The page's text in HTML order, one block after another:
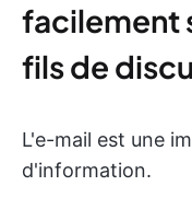
facilement
fils de
L'e-mail est une
d'information.